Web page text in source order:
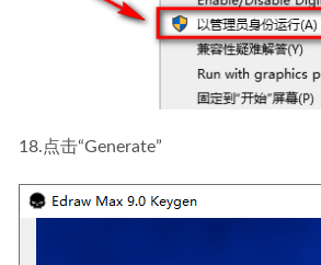
18.点击“Generate”